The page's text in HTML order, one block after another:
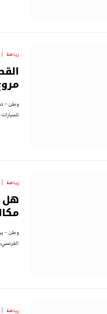
رياضة
رياضة
هل
وطن –
رياضة